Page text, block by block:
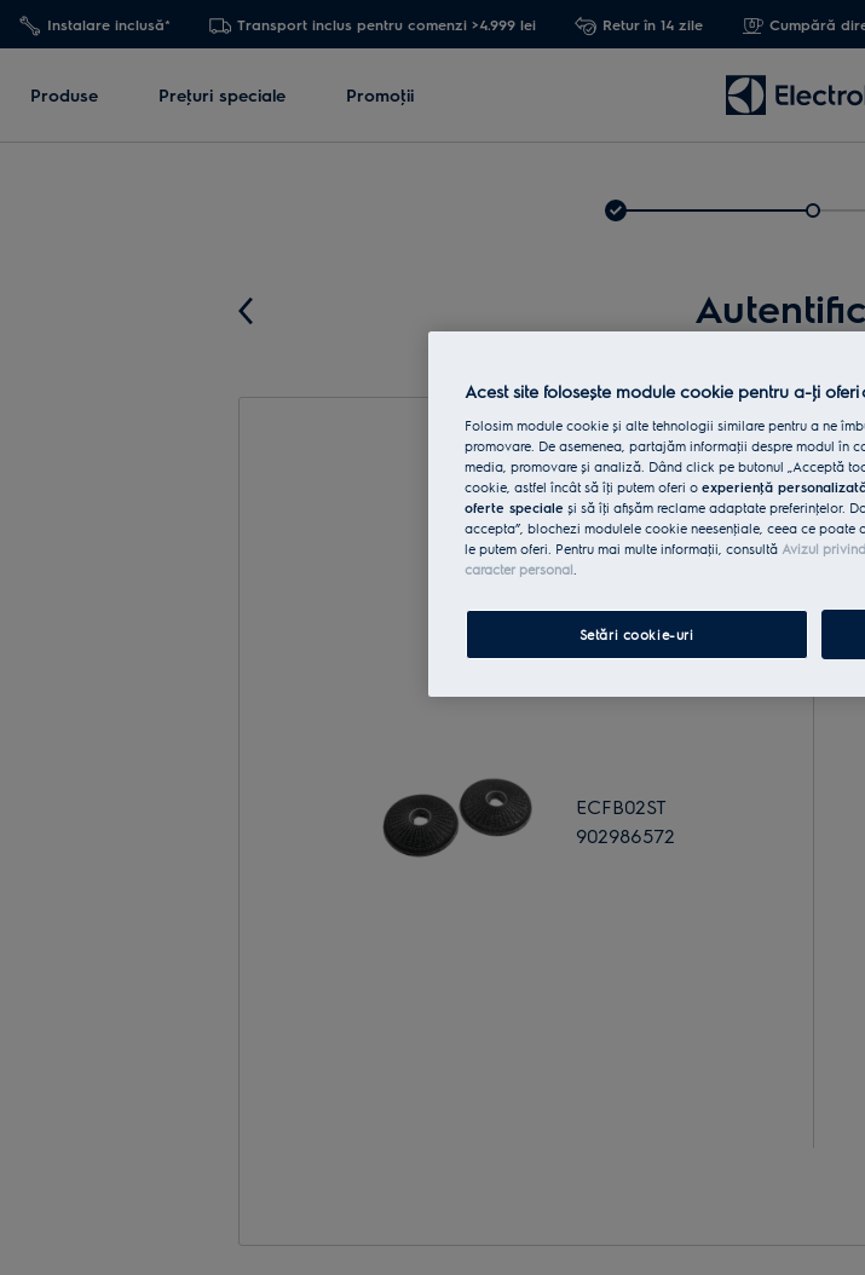
Instalare inclusă* Transport inclus pentru comenzi >4.999 lei Retur în 14 zile Cumpără
Produse Preţuri speciale Promoţii
ECFB02ST
902986572
Acest site folosește module cookie pentru a-ţi
Folosim module cookie și alte tehnologii similare pentru a ne
promovare. De asemenea, partajăm informaţii despre modul în
media, promovare și analiză. Dând click pe butonul „Acceptă
cookie, astfel încât să îţi putem oferi o experienţă
oferte speciale și să îţi afișăm reclame adaptate preferinţelor.
accepta”, blochezi modulele cookie neesenţiale, ceea ce
le putem oferi. Pentru mai multe informaţii, consultă Avizul
caracter personal.
Setări cookie-uri